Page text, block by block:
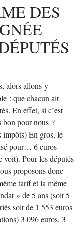
DES
alors allons-y
: que chacun ait
En effet, si c’est
bon pour nous ?
impôts) En gros, le
pour… 6 euros
voit). Pour les députés
proposons donc
tarif et la même
» de 5 ans (soit 5
soit de 1 553 euros
3 096 euros, 3